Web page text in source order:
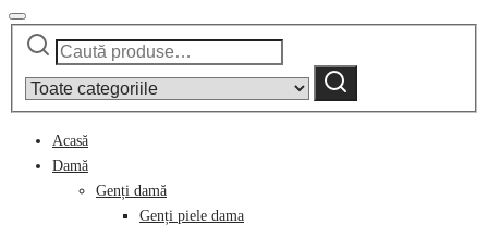
Caută
category:
Caută
Acasă
Damă
Genți damă
Genți piele dama